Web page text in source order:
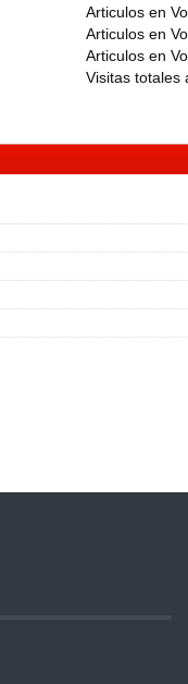
Articulos en
Articulos en
Articulos en
Visitas totales